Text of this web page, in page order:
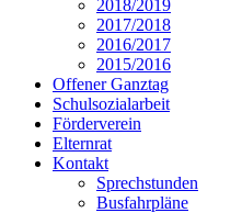
2018/2019
2017/2018
2016/2017
2015/2016
Offener Ganztag
Schulsozialarbeit
Förderverein
Elternrat
Kontakt
Sprechstunden
Busfahrpläne